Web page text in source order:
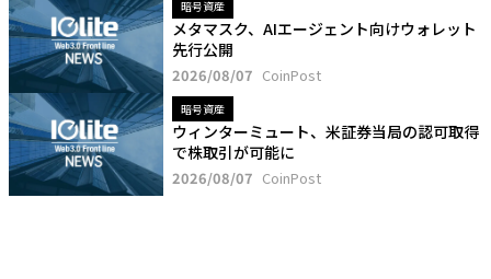
暗号資産
メタマスク、AIエージェント向けウォレット
先行公開
2026/08/07 CoinPost
暗号資産
ウィンターミュート、米証券当局の認可取得
で株取引が可能に
2026/08/07 CoinPost